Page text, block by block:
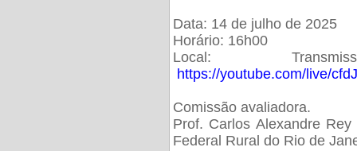
Data: 14 de julho de 2025
Horário: 16h00
Local:
https://youtube.com/live/
Comissão avaliadora.
Prof. Carlos Alexandre
Federal Rural do Rio de